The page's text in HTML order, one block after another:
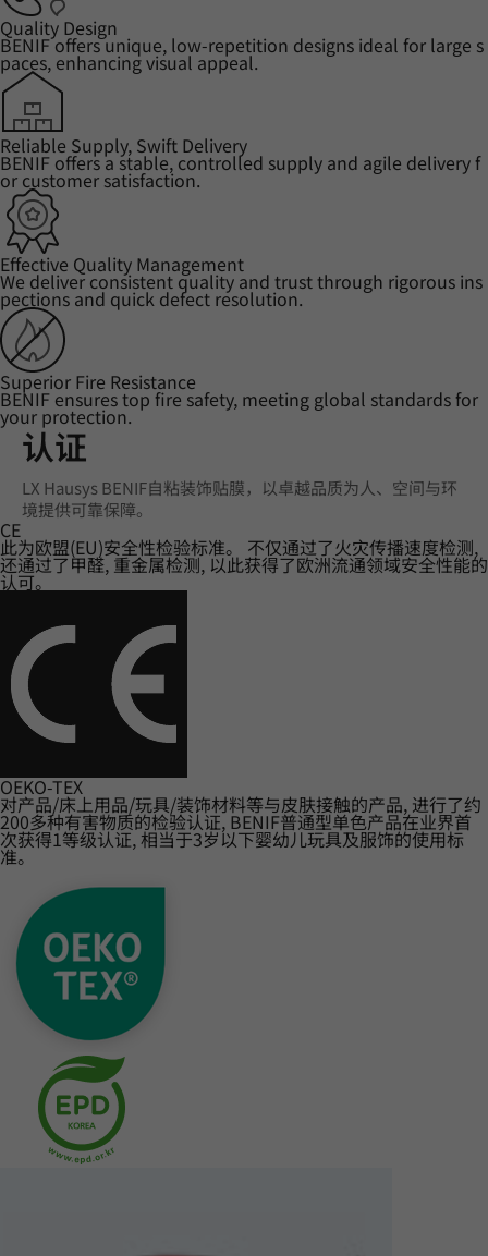
Quality Design
BENIF offers unique, low-repetition designs ideal for large s
paces, enhancing visual appeal.
Reliable Supply, Swift Delivery
BENIF offers a stable, controlled supply and agile delivery f
or customer satisfaction.
Effective Quality Management
We deliver consistent quality and trust through rigorous ins
pections and quick defect resolution.
Superior Fire Resistance
BENIF ensures top fire safety, meeting global standards for
your protection.
认证
LX Hausys BENIF自粘装饰贴膜，以卓越品质为人、空间与环
境提供可靠保障。
CE
此为欧盟(EU)安全性检验标准。 不仅通过了火灾传播速度检测,
还通过了甲醛, 重金属检测, 以此获得了欧洲流通领域安全性能的
认可。
OEKO-TEX
对产品/床上用品/玩具/装饰材料等与皮肤接触的产品, 进行了约
200多种有害物质的检验认证, BENIF普通型单色产品在业界首
次获得1等级认证, 相当于3岁以下婴幼儿玩具及服饰的使用标
准。